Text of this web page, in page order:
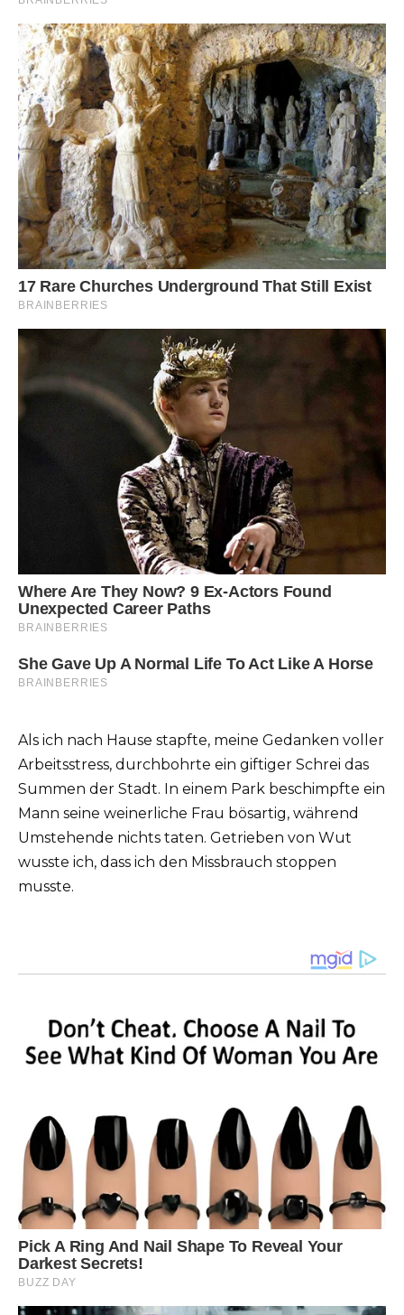
Als ich nach Hause stapfte, meine Gedanken voller
Arbeitsstress, durchbohrte ein giftiger Schrei das
Summen der Stadt. In einem Park beschimpfte ein
Mann seine weinerliche Frau bösartig, während
Umstehende nichts taten. Getrieben von Wut
wusste ich, dass ich den Missbrauch stoppen
musste.